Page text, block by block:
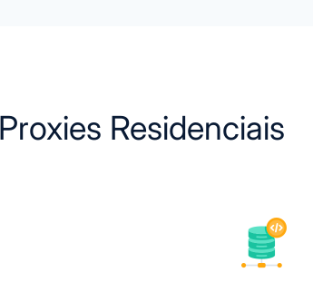
Residenciais